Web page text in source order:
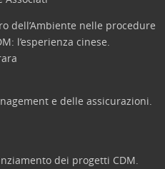
dell’Ambiente nelle procedure
l’esperienza cinese.
e delle assicurazioni.
dei progetti CDM.